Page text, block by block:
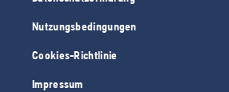
Nutzungsbedingungen
Cookies-Richtlinie
Impressum